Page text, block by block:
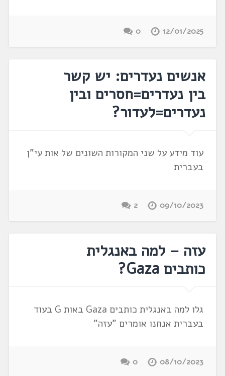
12/01/2025
0
אנשים נעדרים: יש קשר
בין נעדרים=חסרים ובין
נעדרים=לעדור?
עוד מידע על שני המקורות השונים של אות עי"ן
בעברית
09/10/2023
2
עזה – למה באנגלית
כותבים Gaza?
גלו למה באנגלית כותבים Gaza באות G בעוד
בעברית אנחנו אומרים "עזה"
08/10/2023
0